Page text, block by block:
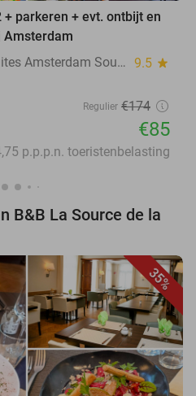
parkeren + evt. ontbijt en
Amsterdam
Radisson Hotel & Suites Amsterdam South 9.5 star
Regulier €174
€85
p.p.p.n. toeristenbelasting
B&B La Source de la
35%